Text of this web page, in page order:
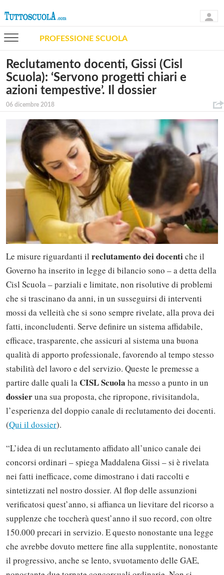
PROFESSIONE SCUOLA
Reclutamento docenti, Gissi (Cisl
Scuola): ‘Servono progetti chiari e
azioni tempestive’. Il dossier
06 dicembre 2018
Le misure riguardanti il reclutamento dei docentiche il
Governo ha inserito in legge di bilancio sono – a detta della
Cisl Scuola – parziali e limitate, non risolutive di problemi
che si trascinano da anni, in un susseguirsi di interventi
mossi da velleità che si sono sempre rivelate, alla prova dei
fatti, inconcludenti. Serve definire un sistema affidabile,
efficace, trasparente, che assicuri al sistema una buona
qualità di apporto professionale, favorendo al tempo stesso
stabilità del lavoro e del servizio. Queste le premesse a
partire dalle quali la CISL Scuola ha messo a punto in un
dossieruna sua proposta, che ripropone, rivisitandola,
l’esperienza del doppio canale di reclutamento dei docenti.
(Qui il dossier).
“L’idea di un reclutamento affidato all’unico canale dei
concorsi ordinari – spiega Maddalena Gissi – si è rivelata
nei fatti inefficace, come dimostrano i dati raccolti e
sintetizzati nel nostro dossier. Al flop delle assunzioni
verificatosi quest’anno, si affianca un lievitare del ricorso a
supplenze che toccherà quest’anno il suo record, con oltre
150.000 precari in servizio. E questo nonostante una legge
che avrebbe dovuto mettere fine alla supplentite, nonostante
il progressivo, anche se lento, svuotamento delle GAE,